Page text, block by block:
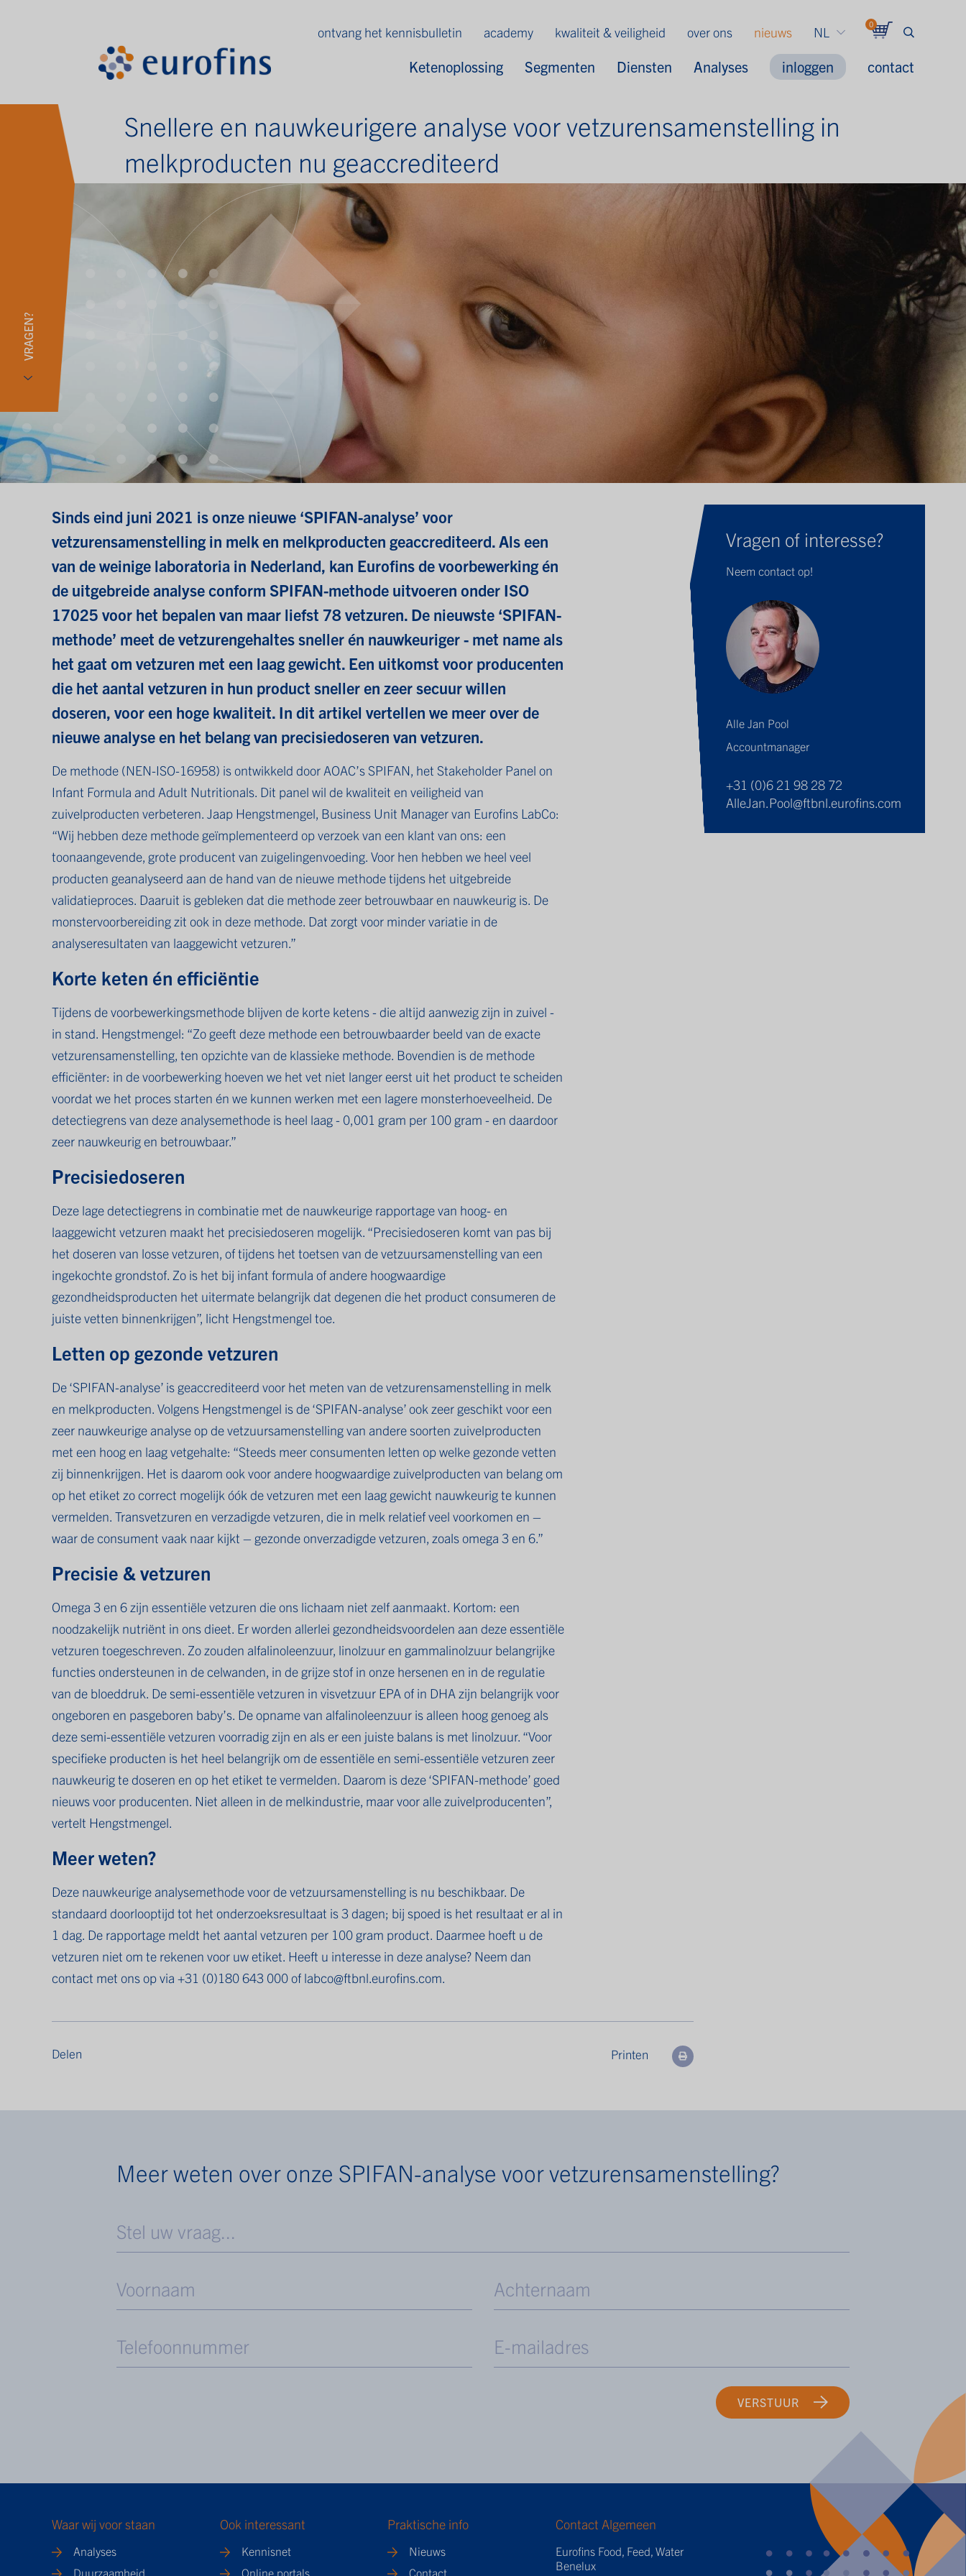
0
NL
ontvang het kennisbulletin academy kwaliteit & veiligheid over ons nieuws
Ketenoplossing Segmenten Diensten Analyses inloggen contact
Snellere en nauwkeurigere analyse voor vetzurensamenstelling in
melkproducten nu geaccrediteerd
VRAGEN?
Sinds eind juni 2021 is onze nieuwe ‘SPIFAN-analyse’ voor
vetzurensamenstelling in melk en melkproducten geaccrediteerd. Als een
van de weinige laboratoria in Nederland, kan Eurofins de voorbewerking én
de uitgebreide analyse conform SPIFAN-methode uitvoeren onder ISO
17025 voor het bepalen van maar liefst 78 vetzuren. De nieuwste ‘SPIFAN-
methode’ meet de vetzurengehaltes sneller én nauwkeuriger - met name als
het gaat om vetzuren met een laag gewicht. Een uitkomst voor producenten
die het aantal vetzuren in hun product sneller en zeer secuur willen
doseren, voor een hoge kwaliteit. In dit artikel vertellen we meer over de
nieuwe analyse en het belang van precisiedoseren van vetzuren.
De methode (NEN-ISO-16958) is ontwikkeld door AOAC’s SPIFAN, het Stakeholder Panel on
Infant Formula and Adult Nutritionals. Dit panel wil de kwaliteit en veiligheid van
zuivelproducten verbeteren. Jaap Hengstmengel, Business Unit Manager van Eurofins LabCo:
“Wij hebben deze methode geïmplementeerd op verzoek van een klant van ons: een
toonaangevende, grote producent van zuigelingenvoeding. Voor hen hebben we heel veel
producten geanalyseerd aan de hand van de nieuwe methode tijdens het uitgebreide
validatieproces. Daaruit is gebleken dat die methode zeer betrouwbaar en nauwkeurig is. De
monstervoorbereiding zit ook in deze methode. Dat zorgt voor minder variatie in de
analyseresultaten van laaggewicht vetzuren.”
Korte keten én efficiëntie
Tijdens de voorbewerkingsmethode blijven de korte ketens - die altijd aanwezig zijn in zuivel -
in stand. Hengstmengel: “Zo geeft deze methode een betrouwbaarder beeld van de exacte
vetzurensamenstelling, ten opzichte van de klassieke methode. Bovendien is de methode
efficiënter: in de voorbewerking hoeven we het vet niet langer eerst uit het product te scheiden
voordat we het proces starten én we kunnen werken met een lagere monsterhoeveelheid. De
detectiegrens van deze analysemethode is heel laag - 0,001 gram per 100 gram - en daardoor
zeer nauwkeurig en betrouwbaar.”
Precisiedoseren
Deze lage detectiegrens in combinatie met de nauwkeurige rapportage van hoog- en
laaggewicht vetzuren maakt het precisiedoseren mogelijk. “Precisiedoseren komt van pas bij
het doseren van losse vetzuren, of tijdens het toetsen van de vetzuursamenstelling van een
ingekochte grondstof. Zo is het bij infant formula of andere hoogwaardige
gezondheidsproducten het uitermate belangrijk dat degenen die het product consumeren de
juiste vetten binnenkrijgen”, licht Hengstmengel toe.
Letten op gezonde vetzuren
De ‘SPIFAN-analyse’ is geaccrediteerd voor het meten van de vetzurensamenstelling in melk
en melkproducten. Volgens Hengstmengel is de ‘SPIFAN-analyse’ ook zeer geschikt voor een
zeer nauwkeurige analyse op de vetzuursamenstelling van andere soorten zuivelproducten
met een hoog en laag vetgehalte: “Steeds meer consumenten letten op welke gezonde vetten
zij binnenkrijgen. Het is daarom ook voor andere hoogwaardige zuivelproducten van belang om
op het etiket zo correct mogelijk óók de vetzuren met een laag gewicht nauwkeurig te kunnen
vermelden. Transvetzuren en verzadigde vetzuren, die in melk relatief veel voorkomen en –
waar de consument vaak naar kijkt – gezonde onverzadigde vetzuren, zoals omega 3 en 6.”
Precisie & vetzuren
Omega 3 en 6 zijn essentiële vetzuren die ons lichaam niet zelf aanmaakt. Kortom: een
noodzakelijk nutriënt in ons dieet. Er worden allerlei gezondheidsvoordelen aan deze essentiële
vetzuren toegeschreven. Zo zouden alfalinoleenzuur, linolzuur en gammalinolzuur belangrijke
functies ondersteunen in de celwanden, in de grijze stof in onze hersenen en in de regulatie
van de bloeddruk. De semi-essentiële vetzuren in visvetzuur EPA of in DHA zijn belangrijk voor
ongeboren en pasgeboren baby’s. De opname van alfalinoleenzuur is alleen hoog genoeg als
deze semi-essentiële vetzuren voorradig zijn en als er een juiste balans is met linolzuur. “Voor
specifieke producten is het heel belangrijk om de essentiële en semi-essentiële vetzuren zeer
nauwkeurig te doseren en op het etiket te vermelden. Daarom is deze ‘SPIFAN-methode’ goed
nieuws voor producenten. Niet alleen in de melkindustrie, maar voor alle zuivelproducenten”,
vertelt Hengstmengel.
Meer weten?
Deze nauwkeurige analysemethode voor de vetzuursamenstelling is nu beschikbaar. De
standaard doorlooptijd tot het onderzoeksresultaat is 3 dagen; bij spoed is het resultaat er al in
1 dag. De rapportage meldt het aantal vetzuren per 100 gram product. Daarmee hoeft u de
vetzuren niet om te rekenen voor uw etiket. Heeft u interesse in deze analyse? Neem dan
contact met ons op via +31 (0)180 643 000 of labco@ftbnl.eurofins.com.
Delen Printen
Vragen of interesse?
Neem contact op!
Alle Jan Pool
Accountmanager
+31 (0)6 21 98 28 72
AlleJan.Pool@ftbnl.eurofins.com
Meer weten over onze SPIFAN-analyse voor vetzurensamenstelling?
VERSTUUR
Waar wij voor staan
Analyses
Duurzaamheid
Ook interessant
Kennisnet
Online portals
Praktische info
Nieuws
Contact
Contact Algemeen
Eurofins Food, Feed, Water
Benelux